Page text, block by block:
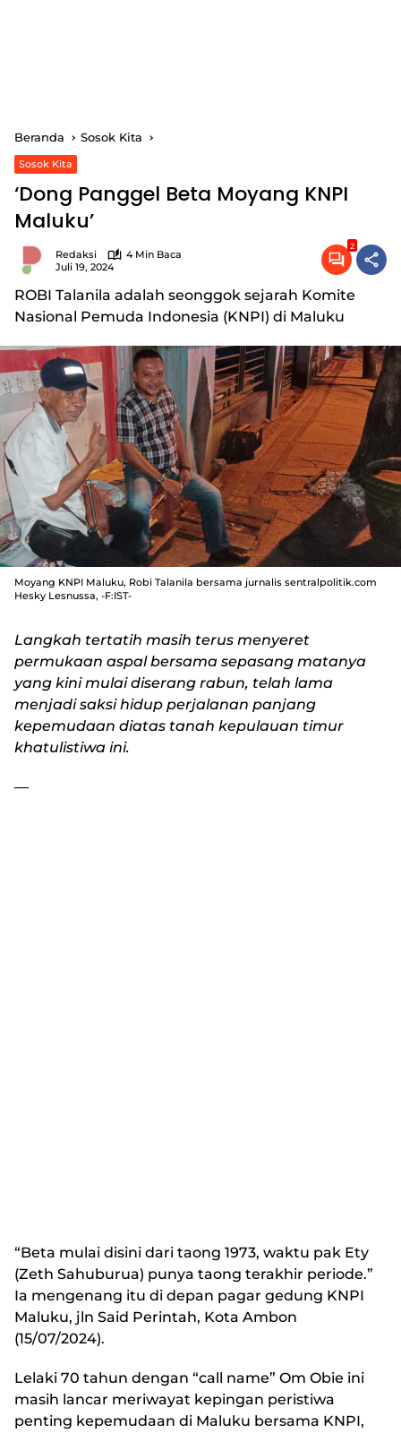
Beranda Sosok Kita
Sosok Kita
‘Dong Panggel Beta Moyang KNPI
Maluku’
Redaksi
4 Min Baca
Juli 19, 2024
2
ROBI Talanila adalah seonggok sejarah Komite
Nasional Pemuda Indonesia (KNPI) di Maluku
Moyang KNPI Maluku, Robi Talanila bersama jurnalis sentralpolitik.com
Hesky Lesnussa, -F:IST-
Langkah tertatih masih terus menyeret
permukaan aspal bersama sepasang matanya
yang kini mulai diserang rabun, telah lama
menjadi saksi hidup perjalanan panjang
kepemudaan diatas tanah kepulauan timur
khatulistiwa ini.
—
“Beta mulai disini dari taong 1973, waktu pak Ety
(Zeth Sahuburua) punya taong terakhir periode.”
Ia mengenang itu di depan pagar gedung KNPI
Maluku, jln Said Perintah, Kota Ambon
(15/07/2024).
Lelaki 70 tahun dengan “call name” Om Obie ini
masih lancar meriwayat kepingan peristiwa
penting kepemudaan di Maluku bersama KNPI,